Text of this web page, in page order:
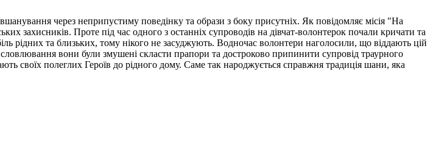
через неприпустиму поведінку та образи з боку присутніх. Як повідомляє місія "На
захисників. Проте під час одного з останніх супроводів на дівчат-волонтерок почали кричати та
рідних та близьких, тому нікого не засуджують. Водночас волонтери наголосили, що віддають цій
вони були змушені скласти прапори та достроково припинити супровід траурного
своїх полеглих Героїв до рідного дому. Саме так народжується справжня традиція шани, яка